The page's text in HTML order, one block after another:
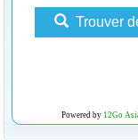
Trouver
Powered by 12Go